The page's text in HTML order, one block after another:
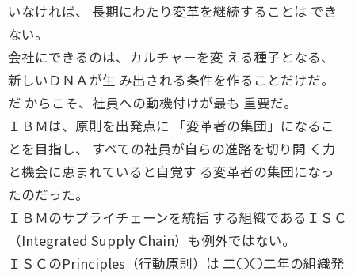
いなければ、 長期にわたり変革を継続することは でき
ない。
会社にできるのは、カルチャーを変 える種子となる、
新しいＤＮＡが生 み出される条件を作ることだけだ。
だ からこそ、社員への動機付けが最も 重要だ。
ＩＢＭは、原則を出発点に 「変革者の集団」になるこ
とを目指し、 すべての社員が自らの進路を切り開 く力
と機会に恵まれていると自覚す る変革者の集団になっ
たのだった。
ＩＢＭのサプライチェーンを統括 する組織であるＩＳＣ
（Integrated Supply Chain）も例外ではない。
ＩＳＣのPrinciples（行動原則）は 二〇〇二年の組織発